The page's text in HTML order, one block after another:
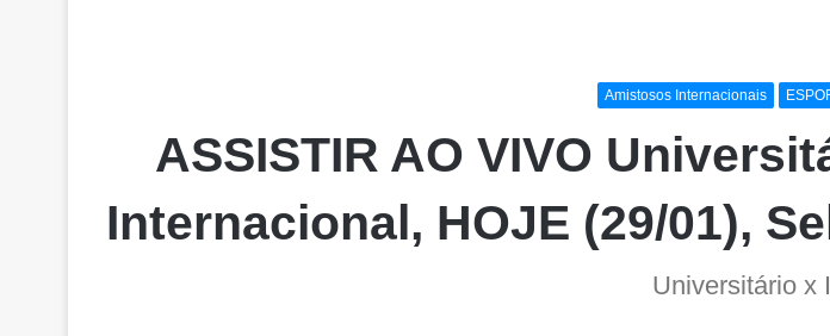
Amistosos Internacionais
ASSISTIR AO VIVO
Internacional, HOJE (29/01),
Universitário x